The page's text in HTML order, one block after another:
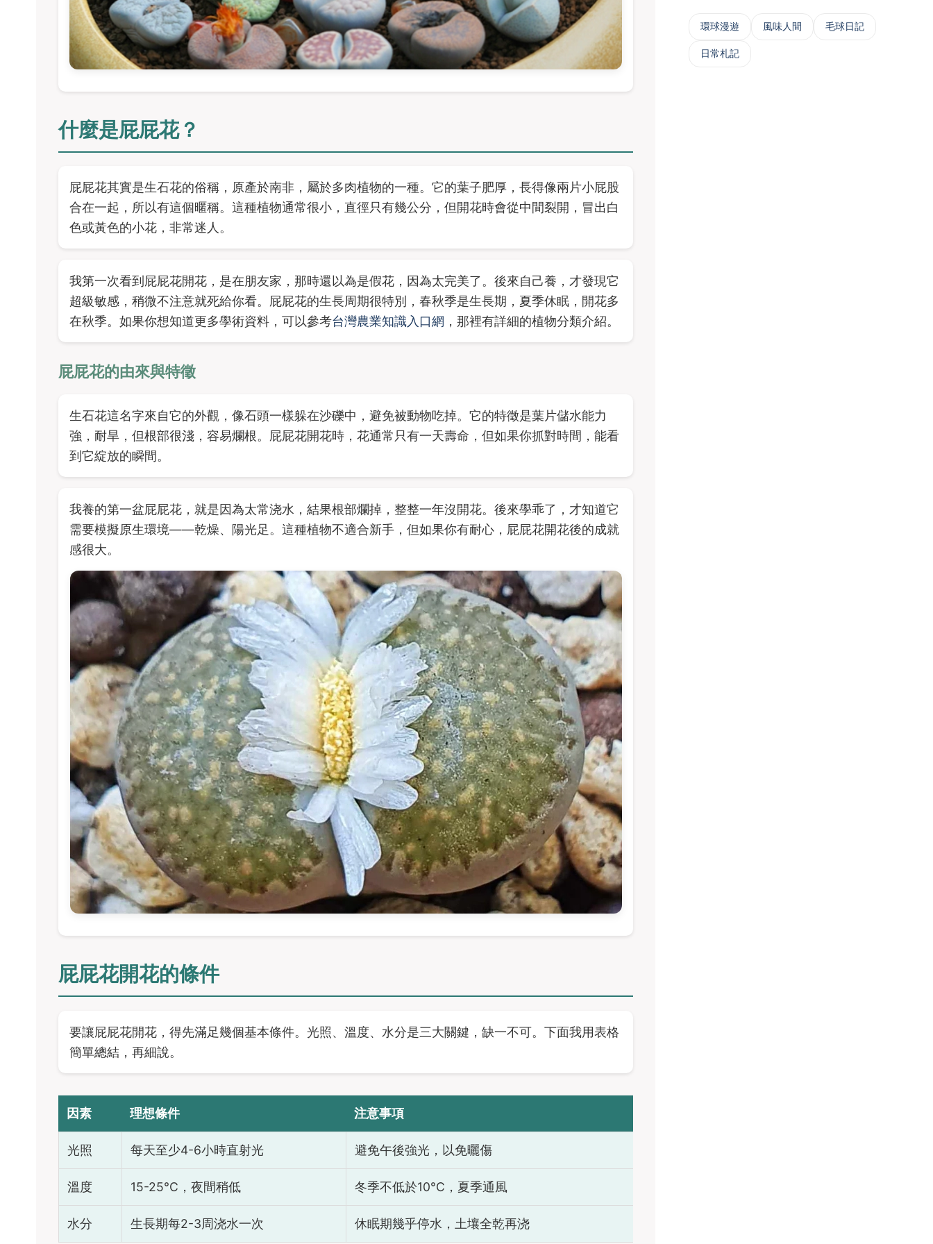
什麼是屁屁花？
屁屁花其實是生石花的俗稱，原產於南非，屬於多肉植物的一種。它的葉子肥厚，長得像兩片小屁股
合在一起，所以有這個暱稱。這種植物通常很小，直徑只有幾公分，但開花時會從中間裂開，冒出白
色或黃色的小花，非常迷人。
我第一次看到屁屁花開花，是在朋友家，那時還以為是假花，因為太完美了。後來自己養，才發現它
超級敏感，稍微不注意就死給你看。屁屁花的生長周期很特別，春秋季是生長期，夏季休眠，開花多
在秋季。如果你想知道更多學術資料，可以參考台灣農業知識入口網 ，那裡有詳細的植物分類介紹。
屁屁花的由來與特徵
生石花這名字來自它的外觀，像石頭一樣躲在沙礫中，避免被動物吃掉。它的特徵是葉片儲水能力
強，耐旱，但根部很淺，容易爛根。屁屁花開花時，花通常只有一天壽命，但如果你抓對時間，能看
到它綻放的瞬間。
我養的第一盆屁屁花，就是因為太常浇水，結果根部爛掉，整整一年沒開花。後來學乖了，才知道它
需要模擬原生環境——乾燥、陽光足。這種植物不適合新手，但如果你有耐心，屁屁花開花後的成就
感很大。
屁屁花開花的條件
要讓屁屁花開花，得先滿足幾個基本條件。光照、溫度、水分是三大關鍵，缺一不可。下面我用表格
簡單總結，再細說。
因素 理想條件 注意事項
光照 每天至少4-6小時直射光 避免午後強光，以免曬傷
溫度 15-25°C，夜間稍低 冬季不低於10°C，夏季通風
水分 生長期每2-3周浇水一次 休眠期幾乎停水，土壤全乾再浇
‌環球漫遊 風味人間 毛球日記
日常札記